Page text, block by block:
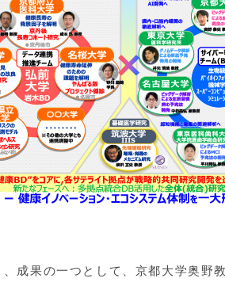
成果の一つとして、京都大学奥野